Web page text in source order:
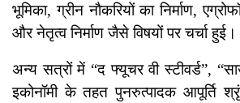
भूमिका, ग्रीन नौकरियों का निर्माण,
और नेतृत्व निर्माण जैसे विषयों पर चर्चा हुई।
अन्य सत्रों में “द फ्यूचर वी स्टीवर्ड”,
इकोनॉमी के तहत पुनरुत्पादक आपूर्ति